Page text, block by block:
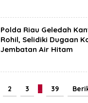
Polda Riau Geledah
Rohil, Selidiki Dugaan
Jembatan Air Hitam
2 3 … 39